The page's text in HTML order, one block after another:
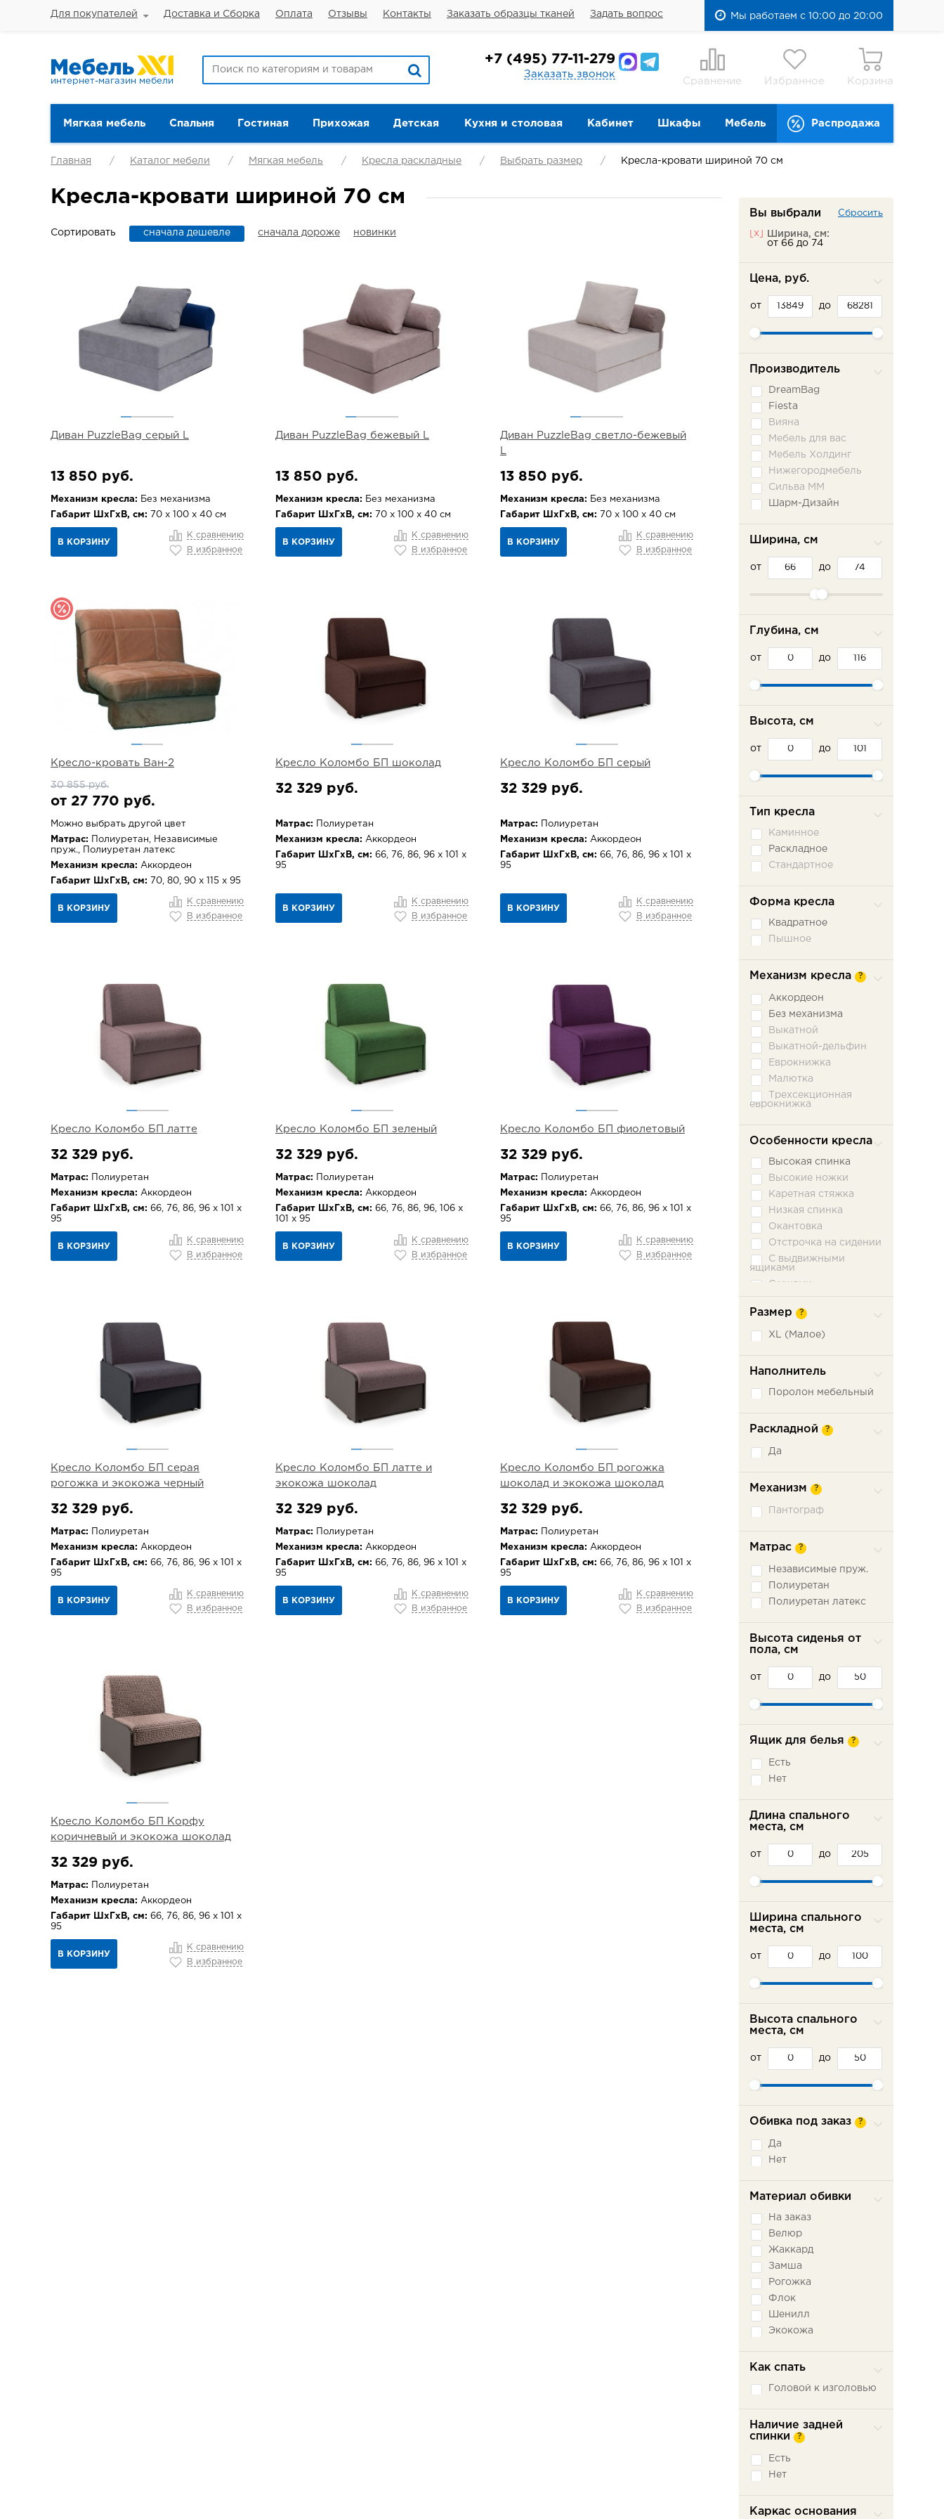
Для покупателей Доставка и Сборка Оплата Отзывы Контакты Заказать образцы тканей Задать вопрос Мы работаем с 10:00 до 20:00
интернет-магазин мебели
+7 (495) 77-11-279
Заказать звонок
Сравнение Избранное Корзина
Мягкая мебель Спальня Гостиная Прихожая Детская Кухня и столовая Кабинет Шкафы Мебель Распродажа
Главная Каталог мебели Мягкая мебель Кресла раскладные Выбрать размер Кресла-кровати шириной 70 см
Кресла-кровати шириной 70 см
Сортировать сначала дешевле сначала дороже новинки
Диван PuzzleBag серый L
13 850 руб.
Механизм кресла: Без механизма
Габарит ШхГхВ, см: 70 х 100 х 40 см
В КОРЗИНУ
К сравнению
В избранное
Диван PuzzleBag бежевый L
13 850 руб.
Механизм кресла: Без механизма
Габарит ШхГхВ, см: 70 х 100 х 40 см
В КОРЗИНУ
К сравнению
В избранное
Диван PuzzleBag светло-бежевый
13 850 руб.
Механизм кресла: Без механизма
Габарит ШхГхВ, см: 70 х 100 х 40 см
В КОРЗИНУ
К сравнению
В избранное
Кресло-кровать Ван-2
30 855 руб.
от 27 770 руб.
Можно выбрать другой цвет
Матрас: Полиуретан, Независимые
пруж., Полиуретан латекс
Механизм кресла: Аккордеон
Габарит ШхГхВ, см: 70, 80, 90 х 115 х 95
В КОРЗИНУ
К сравнению
В избранное
Кресло Коломбо БП шоколад
32 329 руб.
Матрас: Полиуретан
Механизм кресла: Аккордеон
Габарит ШхГхВ, см: 66, 76, 86, 96 х 101 х
95
В КОРЗИНУ
К сравнению
В избранное
Кресло Коломбо БП серый
32 329 руб.
Матрас: Полиуретан
Механизм кресла: Аккордеон
Габарит ШхГхВ, см: 66, 76, 86, 96 х 101 х
95
В КОРЗИНУ
К сравнению
В избранное
Кресло Коломбо БП латте
32 329 руб.
Матрас: Полиуретан
Механизм кресла: Аккордеон
Габарит ШхГхВ, см: 66, 76, 86, 96 х 101 х
95
В КОРЗИНУ
К сравнению
В избранное
Кресло Коломбо БП зеленый
32 329 руб.
Матрас: Полиуретан
Механизм кресла: Аккордеон
Габарит ШхГхВ, см: 66, 76, 86, 96, 106 х
101 х 95
В КОРЗИНУ
К сравнению
В избранное
Кресло Коломбо БП фиолетовый
32 329 руб.
Матрас: Полиуретан
Механизм кресла: Аккордеон
Габарит ШхГхВ, см: 66, 76, 86, 96 х 101 х
95
В КОРЗИНУ
К сравнению
В избранное
Кресло Коломбо БП серая
рогожка и экокожа черный
32 329 руб.
Матрас: Полиуретан
Механизм кресла: Аккордеон
Габарит ШхГхВ, см: 66, 76, 86, 96 х 101 х
95
В КОРЗИНУ
К сравнению
В избранное
Кресло Коломбо БП латте и
экокожа шоколад
32 329 руб.
Матрас: Полиуретан
Механизм кресла: Аккордеон
Габарит ШхГхВ, см: 66, 76, 86, 96 х 101 х
95
В КОРЗИНУ
К сравнению
В избранное
Кресло Коломбо БП рогожка
шоколад и экокожа шоколад
32 329 руб.
Матрас: Полиуретан
Механизм кресла: Аккордеон
Габарит ШхГхВ, см: 66, 76, 86, 96 х 101 х
95
В КОРЗИНУ
К сравнению
В избранное
Кресло Коломбо БП Корфу
коричневый и экокожа шоколад
32 329 руб.
Матрас: Полиуретан
Механизм кресла: Аккордеон
Габарит ШхГхВ, см: 66, 76, 86, 96 х 101 х
95
В КОРЗИНУ
К сравнению
В избранное
Вы выбрали Сбросить
[x]
Ширина, см:
от 66 до 74
Цена, руб.
от до
Производитель
DreamBag
Fiesta
Вияна
Мебель для вас
Мебель Холдинг
Нижегородмебель
Сильва ММ
Шарм-Дизайн
Ширина, см
от до
Глубина, см
от до
Высота, см
от до
Тип кресла
Каминное
Раскладное
Стандартное
Форма кресла
Квадратное
Пышное
Механизм кресла ?
Аккордеон
Без механизма
Выкатной
Выкатной-дельфин
Еврокнижка
Малютка
Трехсекционная
еврокнижка
Особенности кресла
Высокая спинка
Высокие ножки
Каретная стяжка
Низкая спинка
Окантовка
Отстрочка на сидении
С выдвижными
ящиками
С ушами
Размер ?
XL (Малое)
Наполнитель
Поролон мебельный
Раскладной ?
Да
Механизм ?
Пантограф
Матрас ?
Независимые пруж.
Полиуретан
Полиуретан латекс
Высота сиденья от
пола, см
от до
Ящик для белья ?
Есть
Нет
Длина спального
места, см
от до
Ширина спального
места, см
от до
Высота спального
места, см
от до
Обивка под заказ ?
Да
Нет
Материал обивки
На заказ
Велюр
Жаккард
Замша
Рогожка
Флок
Шенилл
Экокожа
Как спать
Головой к изголовью
Наличие задней
спинки
?
Есть
Нет
Каркас основания